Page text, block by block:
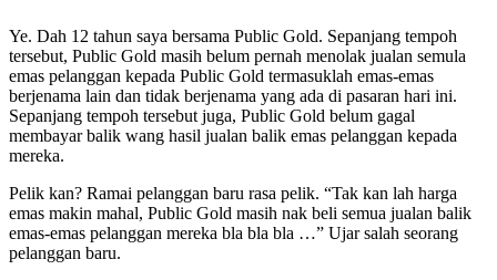
Ye. Dah 12 tahun saya bersama Public Gold. Sepanjang tempoh
tersebut, Public Gold masih belum pernah menolak jualan semula
emas pelanggan kepada Public Gold termasuklah emas-emas
berjenama lain dan tidak berjenama yang ada di pasaran hari ini.
Sepanjang tempoh tersebut juga, Public Gold belum gagal
membayar balik wang hasil jualan balik emas pelanggan kepada
mereka.
Pelik kan? Ramai pelanggan baru rasa pelik. “Tak kan lah harga
emas makin mahal, Public Gold masih nak beli semua jualan balik
emas-emas pelanggan mereka bla bla bla …” Ujar salah seorang
pelanggan baru.